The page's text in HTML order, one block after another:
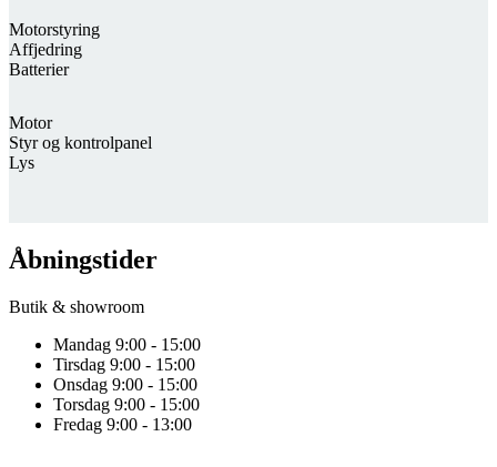
Motor
Styr og kontrolpanel
Lys
Motorstyring
Affjedring
Batterier
Åbningstider
Butik & showroom
Mandag 9:00 - 15:00
Tirsdag 9:00 - 15:00
Onsdag 9:00 - 15:00
Torsdag 9:00 - 15:00
Fredag 9:00 - 13:00